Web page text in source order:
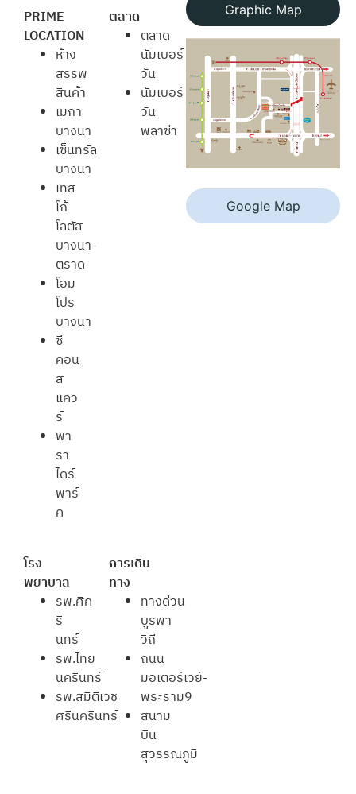
PRIME
LOCATION
ห้าง
สรรพ
สินค้า
เมกา
บางนา
เซ็นทรัล
บางนา
เทส
โก้
โลตัส
บางนา-
ตราด
โฮม
โปร
บางนา
ซี
คอน
ส
แคว
ร์
พา
รา
ไดร์
พาร์
ค
ตลาด
ตลาด
นัมเบอร์
วัน
นัมเบอร์
วัน
พลาซ่า
โรง
พยาบาล
รพ.ศิค
ริ
นทร์
รพ.ไทย
นครินทร์
รพ.สมิติเวช
ศรีนครินทร์
การเดิน
ทาง
ทางด่วน
บูรพา
วิถี
ถนน
มอเตอร์เวย์-
พระราม9
สนาม
บิน
สุวรรณภูมิ
Graphic Map
Google Map